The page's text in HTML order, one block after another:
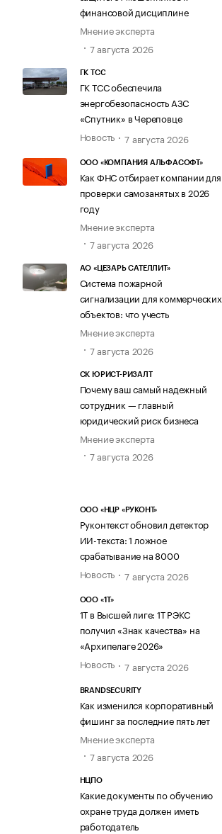
финансовой дисциплине
Мнение эксперта
7 августа 2026
ГК ТСС
ГК ТСС обеспечила
энергобезопасность АЗС
«Спутник» в Череповце
Новость
7 августа 2026
ООО «КОМПАНИЯ АЛЬФАСОФТ»
Как ФНС отбирает компании для
проверки самозанятых в 2026
году
Мнение эксперта
7 августа 2026
АО «ЦЕЗАРЬ САТЕЛЛИТ»
Система пожарной
сигнализации для коммерческих
объектов: что учесть
Мнение эксперта
7 августа 2026
СК ЮРИСТ-РИЗАЛТ
Почему ваш самый надежный
сотрудник — главный
юридический риск бизнеса
Мнение эксперта
7 августа 2026
ООО «НЦР «РУКОНТ»
Руконтекст обновил детектор
ИИ-текста: 1 ложное
срабатывание на 8000
Новость
7 августа 2026
ООО «1Т»
1Т в Высшей лиге: 1Т РЭКС
получил «Знак качества» на
«Архипелаге 2026»
Новость
7 августа 2026
BRANDSECURITY
Как изменился корпоративный
фишинг за последние пять лет
Мнение эксперта
7 августа 2026
НЦПО
Какие документы по обучению
охране труда должен иметь
работодатель